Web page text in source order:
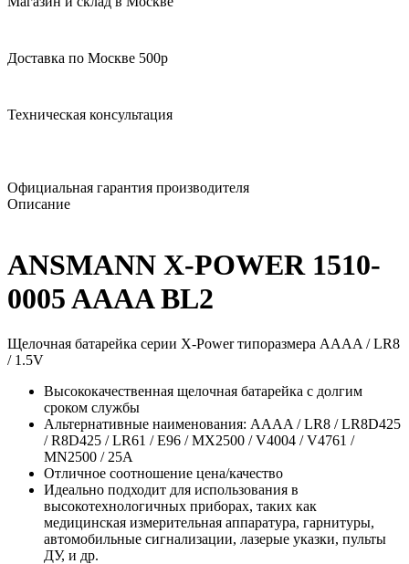
Доставка по Москве 500р
Техническая консультация
Официальная гарантия производителя
Описание
ANSMANN X-POWER 1510-
0005 AAAA BL2
Щелочная батарейка серии X-Power типоразмера AAAA / LR8
/ 1.5V
Высококачественная щелочная батарейка с долгим
сроком службы
Альтернативные наименования: AAAA / LR8 / LR8D425
/ R8D425 / LR61 / E96 / MX2500 / V4004 / V4761 /
MN2500 / 25A
Отличное соотношение цена/качество
Идеально подходит для использования в
высокотехнологичных приборах, таких как
медицинская измерительная аппаратура, гарнитуры,
автомобильные сигнализации, лазерые указки, пульты
ДУ, и др.